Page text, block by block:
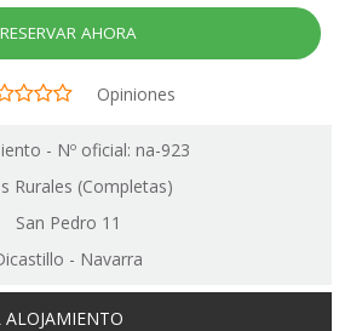
RESERVAR AHORA
Opiniones
- Nº oficial: na-923
Rurales (Completas)
San Pedro 11
- Navarra
ALOJAMIENTO